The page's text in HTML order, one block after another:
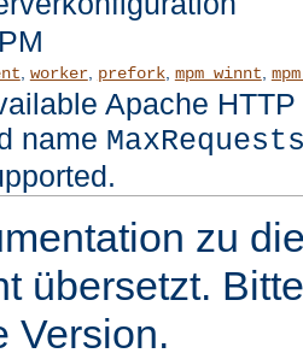
worker, prefork, mpm_winnt
Apache
name
zu
übersetzt.
Version.